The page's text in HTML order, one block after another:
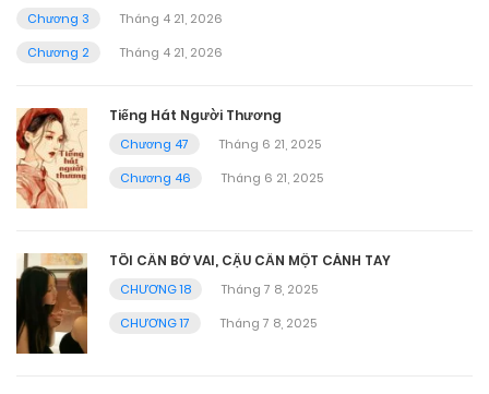
Chương 3
Tháng 4 21, 2026
Chương 2
Tháng 4 21, 2026
Tiếng Hát Người Thương
Chương 47
Tháng 6 21, 2025
Chương 46
Tháng 6 21, 2025
TÔI CẦN BỜ VAI, CẬU CẦN MỘT CÁNH TAY
CHƯƠNG 18
Tháng 7 8, 2025
CHƯƠNG 17
Tháng 7 8, 2025